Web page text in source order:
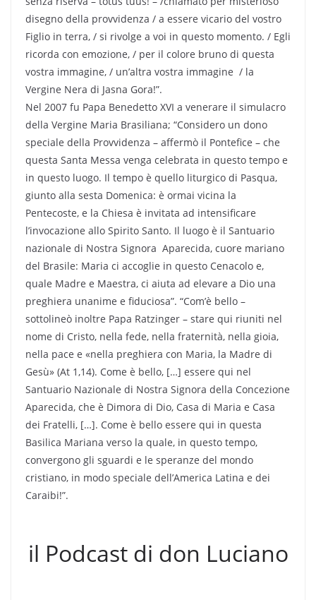
disegno della provvidenza / a essere vicario del vostro
Figlio in terra, / si rivolge a voi in questo momento. / Egli
ricorda con emozione, / per il colore bruno di questa
vostra immagine, / un’altra vostra immagine / la
Vergine Nera di Jasna Gora!”.
Nel 2007 fu Papa Benedetto XVI a venerare il simulacro
della Vergine Maria Brasiliana; “Considero un dono
speciale della Provvidenza – affermò il Pontefice – che
questa Santa Messa venga celebrata in questo tempo e
in questo luogo. Il tempo è quello liturgico di Pasqua,
giunto alla sesta Domenica: è ormai vicina la
Pentecoste, e la Chiesa è invitata ad intensificare
l’invocazione allo Spirito Santo. Il luogo è il Santuario
nazionale di Nostra Signora Aparecida, cuore mariano
del Brasile: Maria ci accoglie in questo Cenacolo e,
quale Madre e Maestra, ci aiuta ad elevare a Dio una
preghiera unanime e fiduciosa”. “Com’è bello –
sottolineò inoltre Papa Ratzinger – stare qui riuniti nel
nome di Cristo, nella fede, nella fraternità, nella gioia,
nella pace e «nella preghiera con Maria, la Madre di
Gesù» (At 1,14). Come è bello, […] essere qui nel
Santuario Nazionale di Nostra Signora della Concezione
Aparecida, che è Dimora di Dio, Casa di Maria e Casa
dei Fratelli, […]. Come è bello essere qui in questa
Basilica Mariana verso la quale, in questo tempo,
convergono gli sguardi e le speranze del mondo
cristiano, in modo speciale dell’America Latina e dei
Caraibi!”.
il Podcast di don Luciano